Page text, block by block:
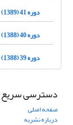
دوره 41 (1389)
دوره 40 (1388)
دوره 39 (1388)
دسترسی سریع
صفحه اصلی
درباره نشریه